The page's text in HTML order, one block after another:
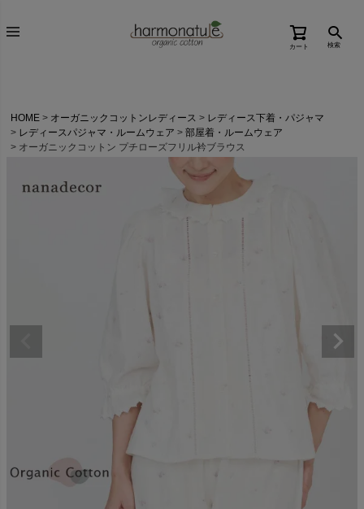
カート 検索
HOME オーガニックコットンレディース
レディース下着・パジャマ
レディースパジャマ・ルームウェア
部屋着・ルームウェア
オーガニックコットン プチローズフリル衿ブラウス